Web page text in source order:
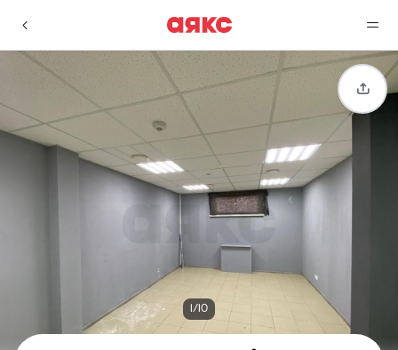
г. Краснодар
Избранное Сравнение
0 объявлений
1/10